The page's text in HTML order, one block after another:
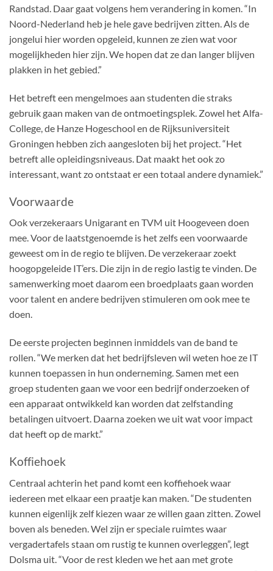
Randstad. Daar gaat volgens hem verandering in komen. “In
Noord-Nederland heb je hele gave bedrijven zitten. Als de
jongelui hier worden opgeleid, kunnen ze zien wat voor
mogelijkheden hier zijn. We hopen dat ze dan langer blijven
plakken in het gebied.”
Het betreft een mengelmoes aan studenten die straks
gebruik gaan maken van de ontmoetingsplek. Zowel het Alfa-
College, de Hanze Hogeschool en de Rijksuniversiteit
Groningen hebben zich aangesloten bij het project. “Het
betreft alle opleidingsniveaus. Dat maakt het ook zo
interessant, want zo ontstaat er een totaal andere dynamiek.”
Voorwaarde
Ook verzekeraars Unigarant en TVM uit Hoogeveen doen
mee. Voor de laatstgenoemde is het zelfs een voorwaarde
geweest om in de regio te blijven. De verzekeraar zoekt
hoogopgeleide IT’ers. Die zijn in de regio lastig te vinden. De
samenwerking moet daarom een broedplaats gaan worden
voor talent en andere bedrijven stimuleren om ook mee te
doen.
De eerste projecten beginnen inmiddels van de band te
rollen. “We merken dat het bedrijfsleven wil weten hoe ze IT
kunnen toepassen in hun onderneming. Samen met een
groep studenten gaan we voor een bedrijf onderzoeken of
een apparaat ontwikkeld kan worden dat zelfstanding
betalingen uitvoert. Daarna zoeken we uit wat voor impact
dat heeft op de markt.”
Koffiehoek
Centraal achterin het pand komt een koffiehoek waar
iedereen met elkaar een praatje kan maken. “De studenten
kunnen eigenlijk zelf kiezen waar ze willen gaan zitten. Zowel
boven als beneden. Wel zijn er speciale ruimtes waar
vergadertafels staan om rustig te kunnen overleggen”, legt
Dolsma uit. “Voor de rest kleden we het aan met grote